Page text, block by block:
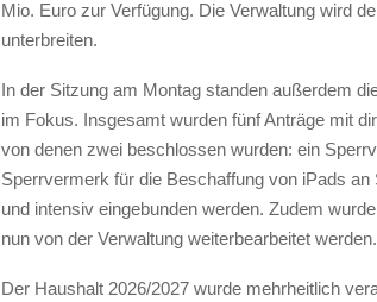
Mio. Euro zur Verfügung. Die Verwaltung wird
unterbreiten.
In der Sitzung am Montag standen außerdem
im Fokus. Insgesamt wurden fünf Anträge mit
von denen zwei beschlossen wurden: ein
Sperrvermerk für die Beschaffung von iPads
und intensiv eingebunden werden. Zudem
nun von der Verwaltung weiterbearbeitet werden.
Der Haushalt 2026/2027 wurde mehrheitlich